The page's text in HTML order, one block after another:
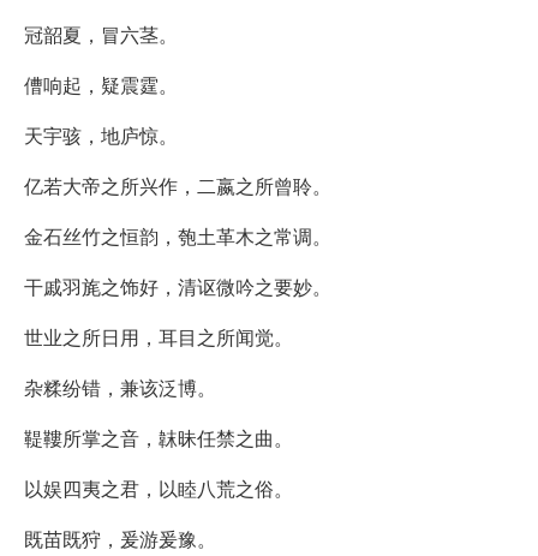
冠韶夏，冒六茎。
傮响起，疑震霆。
天宇骇，地庐惊。
亿若大帝之所兴作，二嬴之所曾聆。
金石丝竹之恒韵，匏土革木之常调。
干戚羽旄之饰好，清讴微吟之要妙。
世业之所日用，耳目之所闻觉。
杂糅纷错，兼该泛博。
鞮鞻所掌之音，韎昧任禁之曲。
以娱四夷之君，以睦八荒之俗。
既苗既狩，爰游爰豫。